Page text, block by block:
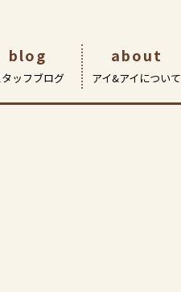
blog
ッフブログ
about
アイ&アイについて